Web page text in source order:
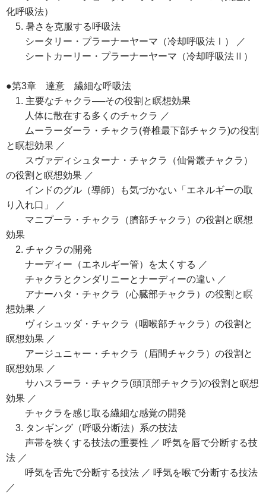
化呼吸法）
5. 暑さを克服する呼吸法
シータリー・プラーナーヤーマ（冷却呼吸法Ⅰ） ／
シートカーリー・プラーナーヤーマ（冷却呼吸法Ⅱ）
●第3章 達意 繊細な呼吸法
1. 主要なチャクラ──その役割と瞑想効果
人体に散在する多くのチャクラ ／
ムーラーダーラ・チャクラ(脊椎最下部チャクラ)の役割
と瞑想効果 ／
スヴァディシュターナ・チャクラ（仙骨叢チャクラ）
の役割と瞑想効果 ／
インドのグル（導師）も気づかない「エネルギーの取
り入れ口」 ／
マニプーラ・チャクラ（臍部チャクラ）の役割と瞑想
効果
2. チャクラの開発
ナーディー（エネルギー管）を太くする ／
チャクラとクンダリニーとナーディーの違い ／
アナーハタ・チャクラ（心臓部チャクラ）の役割と瞑
想効果 ／
ヴィシュッダ・チャクラ（咽喉部チャクラ）の役割と
瞑想効果 ／
アージュニャー・チャクラ（眉間チャクラ）の役割と
瞑想効果 ／
サハスラーラ・チャクラ(頭頂部チャクラ)の役割と瞑想
効果 ／
チャクラを感じ取る繊細な感覚の開発
3. タンギング（呼吸分断法）系の技法
声帯を狭くする技法の重要性 ／ 呼気を唇で分断する技
法 ／
呼気を舌先で分断する技法 ／ 呼気を喉で分断する技法
／